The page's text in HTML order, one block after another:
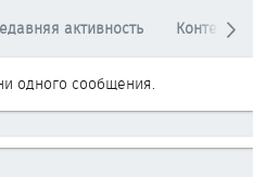
активность Контент
одного сообщения.